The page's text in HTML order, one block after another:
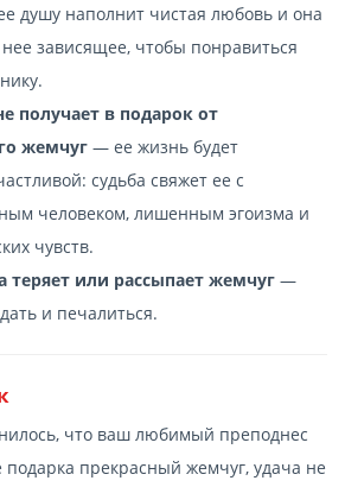
душу наполнит чистая любовь и она
нее зависящее, чтобы понравиться
получает в подарок от
жемчуг — ее жизнь будет
судьба свяжет ее с
человеком, лишенным эгоизма и
чувств.
теряет или рассыпает жемчуг —
и печалиться.
что ваш любимый преподнес
подарка прекрасный жемчуг, удача не